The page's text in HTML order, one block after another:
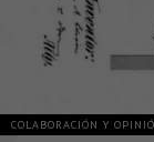
COLABORACIÓN Y